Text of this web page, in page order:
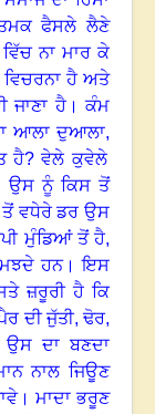
ਫੈਸਲੇ ਲੈਣੇ
ਨਾ ਮਾਰ ਕੇ
ਵਿਚਰਨਾ ਹੈ ਅਤੇ
ਜਾਣਾ ਹੈ।ਕੰਮ
ਆਲਾ ਦੁਆਲਾ,
ਹੈ?ਵੇਲੇ ਕੁਵੇਲੇ
ਉਸ ਨੂੰ ਕਿਸ ਤੋਂ
ਤੋਂ ਵਧੇਰੇ ਡਰ ਉਸ
ਮੁੰਡਿਆਂ ਤੋਂ ਹੈ,
ਹਨ। ਇਸ
ਜ਼ਰੂਰੀ ਹੈ ਕਿ
ਦੀ ਜੁੱਤੀ,ਢੋਰ,
ਦਾ ਬਣਦਾ
ਨਾਲ ਜਿਊਣ
। ਮਾਦਾ ਭਰੂਣ